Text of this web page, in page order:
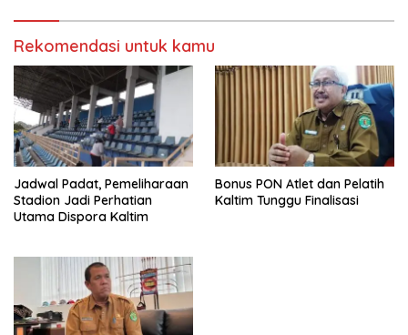
Rekomendasi untuk kamu
Jadwal Padat, Pemeliharaan
Stadion Jadi Perhatian
Utama Dispora Kaltim
Bonus PON Atlet dan Pelatih
Kaltim Tunggu Finalisasi